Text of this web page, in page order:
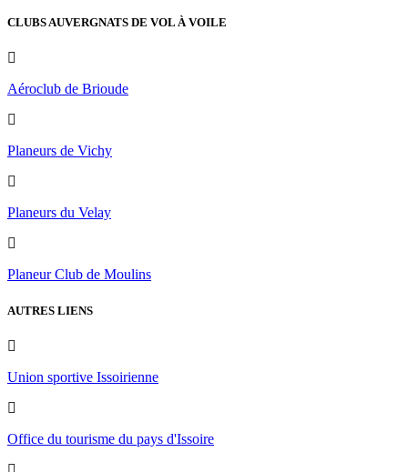
CLUBS AUVERGNATS DE VOL À VOILE
Aéroclub de Brioude
Planeurs de Vichy
Planeurs du Velay
Planeur Club de Moulins
AUTRES LIENS
Union sportive Issoirienne
Office du tourisme du pays d'Issoire